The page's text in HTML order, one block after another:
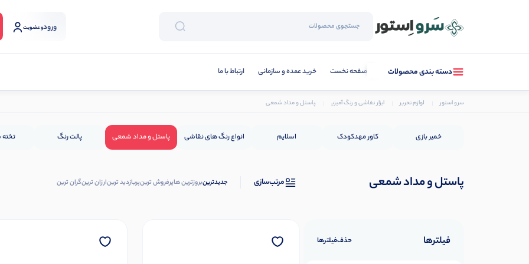
ورودو عضویت
دسته بندی محصولات صفحه نخست خرید عمده و سازمانی ارتباط با ما
سرو استور لوازم تحریر ابزار نقاشی و رنگ آمیزی پاستل و مداد شمعی
خمیر بازی کاور مهدکودک اسلایم انواع رنگ های نقاشی پاستل و مداد شمعی پالت رنگ
پاستل و مداد شمعی
فیلترها حذف‌فیلتر‌ها
مرتب‌سازی جدیدترینبروزترین هاپرفروش ترینپربازدید ترینارزان ترینگران ترین